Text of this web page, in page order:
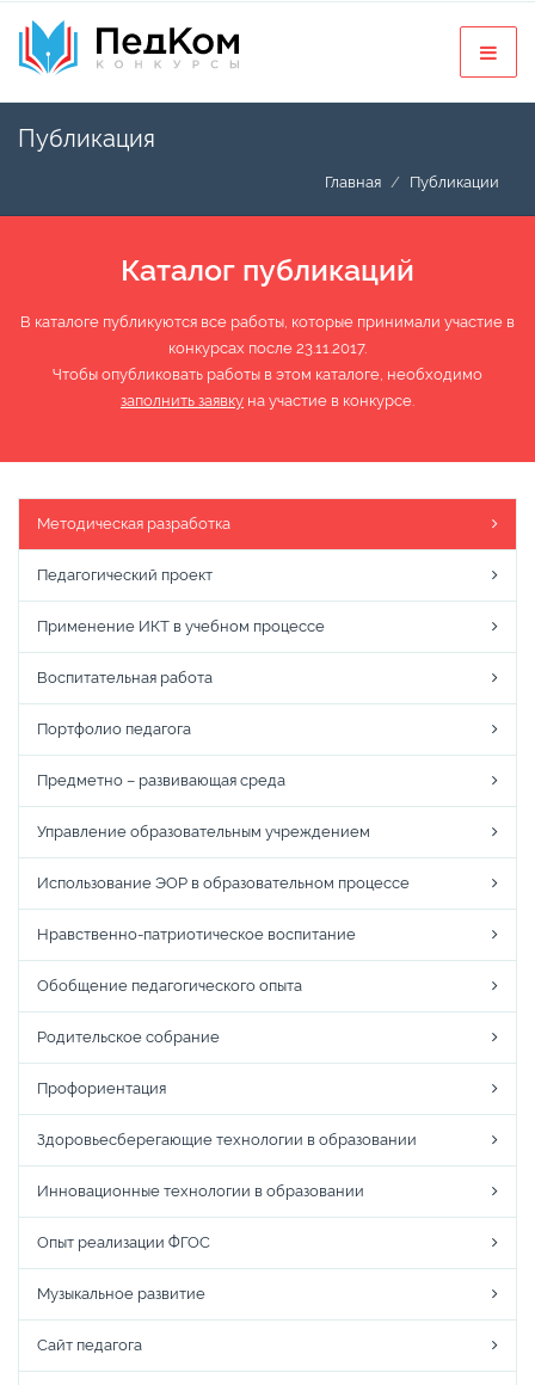
Публикация
Главная Публикации
Каталог публикаций
В каталоге публикуются все работы, которые принимали участие в
конкурсах после 23.11.2017.
Чтобы опубликовать работы в этом каталоге, необходимо
заполнить заявку на участие в конкурсе.
Методическая разработка
Педагогический проект
Применение ИКТ в учебном процессе
Воспитательная работа
Портфолио педагога
Предметно – развивающая среда
Управление образовательным учреждением
Использование ЭОР в образовательном процессе
Нравственно-патриотическое воспитание
Обобщение педагогического опыта
Родительское собрание
Профориентация
Здоровьесберегающие технологии в образовании
Инновационные технологии в образовании
Опыт реализации ФГОС
Музыкальное развитие
Сайт педагога